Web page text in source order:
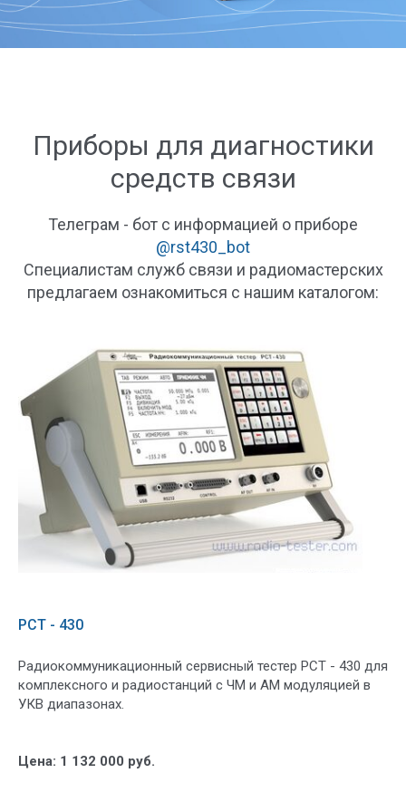
Приборы для диагностики
средств связи
Телеграм - бот с информацией о приборе
@rst430_bot
Специалистам служб связи и радиомастерских
предлагаем ознакомиться с нашим каталогом:
РСТ - 430
Радиокоммуникационный сервисный тестер РСТ - 430 для
комплексного и радиостанций с ЧМ и АМ модуляцией в
УКВ диапазонах.
Цена: 1 132 000 руб.